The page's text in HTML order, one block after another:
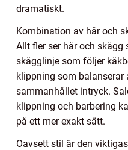
dramatiskt.
Kombination av hår och
Allt fler ser hår och skägg
skägglinje som följer
klippning som balanserar
sammanhållet intryck.
klippning och barbering
på ett mer exakt sätt.
Oavsett stil är den